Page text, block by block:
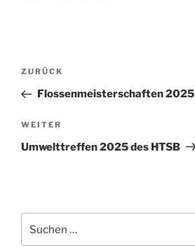
Beitragsnavigation
Vorheriger
Beitrag
ZURÜCK
Flossenmeisterschaften 2025
Nächster
Beitrag
WEITER
Umwelttreffen 2025 des HTSB
nach: